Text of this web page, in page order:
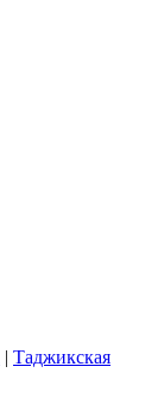
| Таджикская